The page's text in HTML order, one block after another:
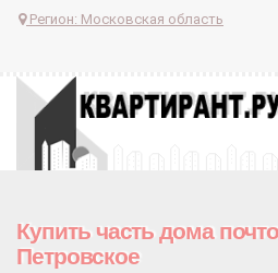
Регион: Московская область
Купить часть дома
Петровское